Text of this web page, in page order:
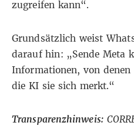
zugreifen kann“.
Grundsätzlich weist
darauf hin: „Sende Meta
Informationen, von
die KI sie sich merkt.“
Transparenzhinweis: